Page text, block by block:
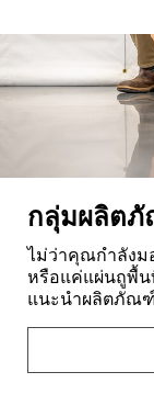
กลุ่มผลิต
ไม่ว่าคุณกำลัง
หรือแค่แผ่นถูพื้น
แนะนำผลิตภัณ